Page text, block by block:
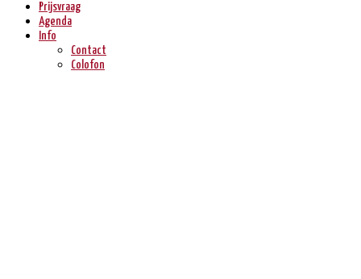
Prijsvraag
Agenda
Info
Contact
Colofon